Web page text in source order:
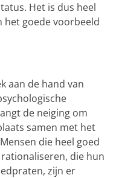
Het is dus heel
het goede voorbeeld
aan de hand van
de neiging om
samen met het
die heel goed
die hun
zijn er